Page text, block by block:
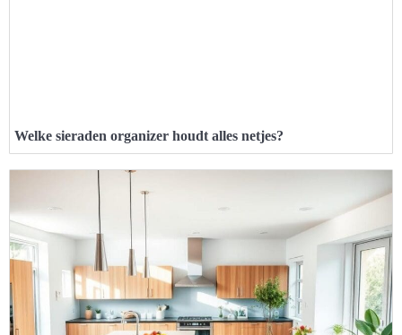
Welke sieraden organizer houdt alles netjes?